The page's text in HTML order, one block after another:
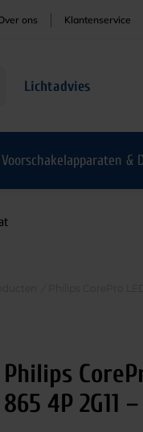
ons Klantenservice
Lichtadvies
Voorschakelapparaten &
Philips
865 4P 2G11